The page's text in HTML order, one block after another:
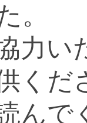
。
力い
くだ
んで